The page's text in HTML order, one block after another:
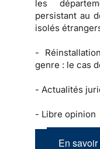
les
persistant au
isolés
-
genre : le cas
- Actualités
- Libre opinion
En